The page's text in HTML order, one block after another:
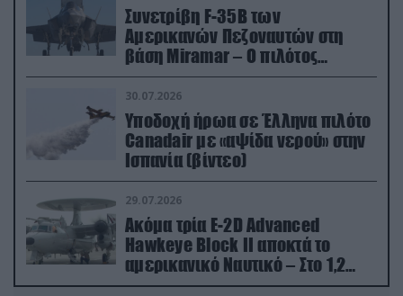
Συνετρίβη F-35B των
Αμερικανών Πεζοναυτών στη
βάση Miramar – Ο πιλότος
εκτινάχθηκε εγκαίρως
30.07.2026
Υποδοχή ήρωα σε Έλληνα πιλότο
Canadair με «αψίδα νερού» στην
Ισπανία (βίντεο)
29.07.2026
Ακόμα τρία E-2D Advanced
Hawkeye Block II αποκτά το
αμερικανικό Ναυτικό – Στο 1,2
δισ.δολάρια το κόστος